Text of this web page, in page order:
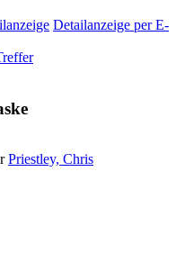
Detailanzeige per E-
Priestley, Chris